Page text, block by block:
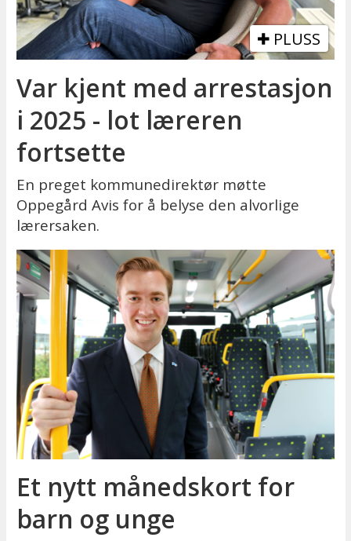
PLUSS
Var kjent med arrestasjon
i 2025 - lot læreren
fortsette
En preget kommunedirektør møtte
Oppegård Avis for å belyse den alvorlige
lærersaken.
Et nytt månedskort for
barn og unge